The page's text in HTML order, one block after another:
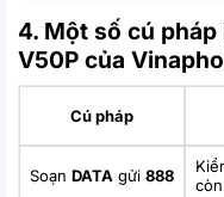
4. Một số cú
V50P của
Cú pháp
Soạn DATA gửi 888